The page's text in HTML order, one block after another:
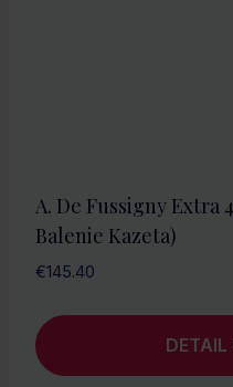
A. De Fussigny Extra
Balenie Kazeta)
€145.40
DETAIL